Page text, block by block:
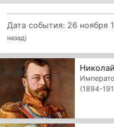
Дата события: 26 ноября
назад)
(1894-